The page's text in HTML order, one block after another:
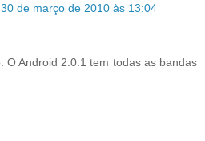
30 de março de 2010 às 13:04
O Android 2.0.1 tem todas as bandas